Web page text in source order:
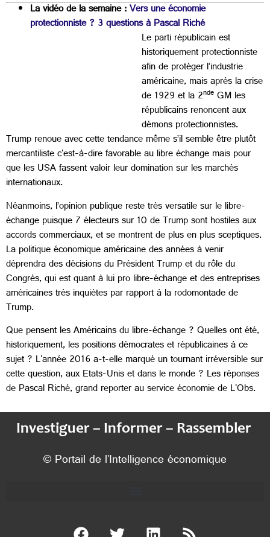
La vidéo de la semaine :Vers une économie
protectionniste ? 3 questions à Pascal Riché
Le parti républicain est
historiquement protectionniste
afin de protéger l’industrie
américaine, mais après la crise
de 1929 et la 2nde GM les
républicains renoncent aux
démons protectionnistes.
Trump renoue avec cette tendance même s’il semble être plutôt
mercantiliste c'est-à-dire favorable au libre échange mais pour
que les USA fassent valoir leur domination sur les marchés
internationaux.
Néanmoins, l’opinion publique reste très versatile sur le libre-
échange puisque 7 électeurs sur 10 de Trump sont hostiles aux
accords commerciaux, et se montrent de plus en plus sceptiques.
La politique économique américaine des années à venir
déprendra des décisions du Président Trump et du rôle du
Congrès, qui est quant à lui pro libre-échange et des entreprises
américaines très inquiètes par rapport à la rodomontade de
Trump.
Que pensent les Américains du libre-échange ? Quelles ont été,
historiquement, les positions démocrates et républicaines à ce
sujet ? L'année 2016 a-t-elle marqué un tournant irréversible sur
cette question, aux Etats-Unis et dans le monde ? Les réponses
de Pascal Riché, grand reporter au service économie de L'Obs.
Investiguer – Informer – Rassembler
© Portail de l’Intelligence économique